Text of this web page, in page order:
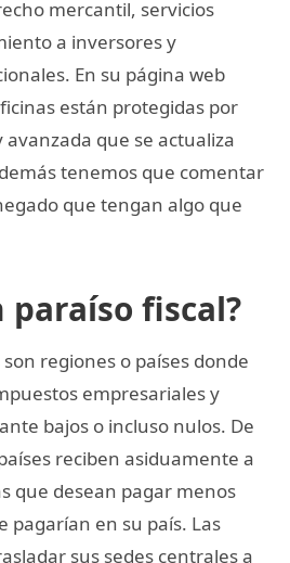
mercantil, servicios
a inversores y
En su página web
están protegidas por
que se actualiza
tenemos que comentar
que tengan algo que
paraíso fiscal?
regiones o países donde
empresariales y
bajos o incluso nulos. De
reciben asiduamente a
que desean pagar menos
pagarían en su país. Las
sus sedes centrales a